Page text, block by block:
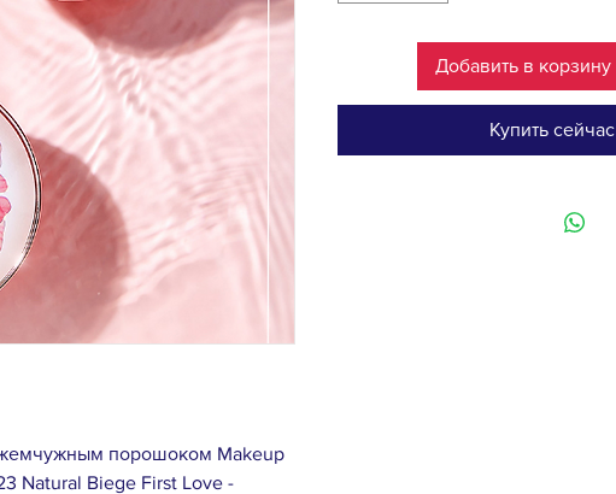
порошоком Makeup
Natural Biege First Love -
Добавить в корзину
Купить сейчас